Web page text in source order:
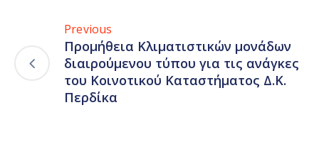
Previous
Προμήθεια Κλιματιστικών μονάδων
διαιρούμενου τύπου για τις ανάγκες
του Κοινοτικού Καταστήματος Δ.Κ.
Περδίκα